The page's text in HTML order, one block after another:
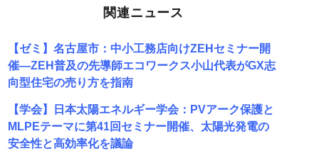
関連ニュース
【ゼミ】名古屋市：中小工務店向けZEHセミナー開
催―ZEH普及の先導師エコワークス小山代表がGX志
向型住宅の売り方を指南
【学会】日本太陽エネルギー学会：PVアーク保護と
MLPEテーマに第41回セミナー開催、太陽光発電の
安全性と高効率化を議論